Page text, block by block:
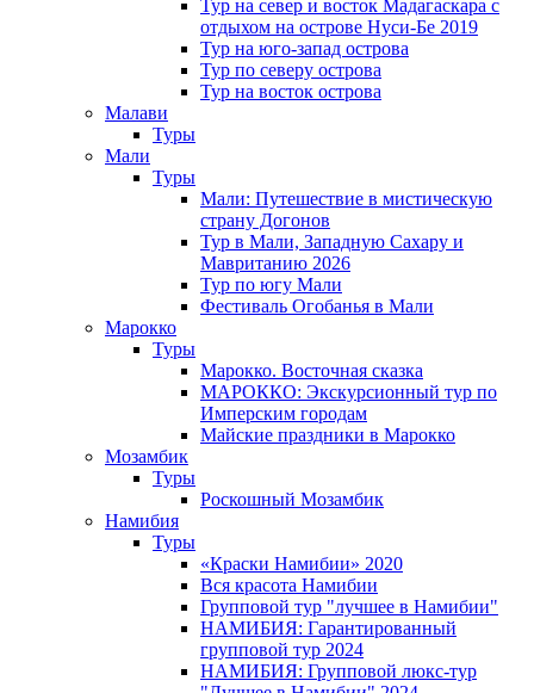
Тур на север и восток Мадагаскара с
отдыхом на острове Нуси-Бе 2019
Тур на юго-запад острова
Тур по северу острова
Тур на восток острова
Малави
Туры
Мали
Туры
Мали: Путешествие в мистическую
страну Догонов
Тур в Мали, Западную Сахару и
Мавританию 2026
Тур по югу Мали
Фестиваль Огобанья в Мали
Марокко
Туры
Марокко. Восточная сказка
МАРОККО: Экскурсионный тур по
Имперским городам
Майские праздники в Марокко
Мозамбик
Туры
Роскошный Мозамбик
Намибия
Туры
«Краски Намибии» 2020
Вся красота Намибии
Групповой тур "лучшее в Намибии"
НАМИБИЯ: Гарантированный
групповой тур 2024
НАМИБИЯ: Групповой люкс-тур